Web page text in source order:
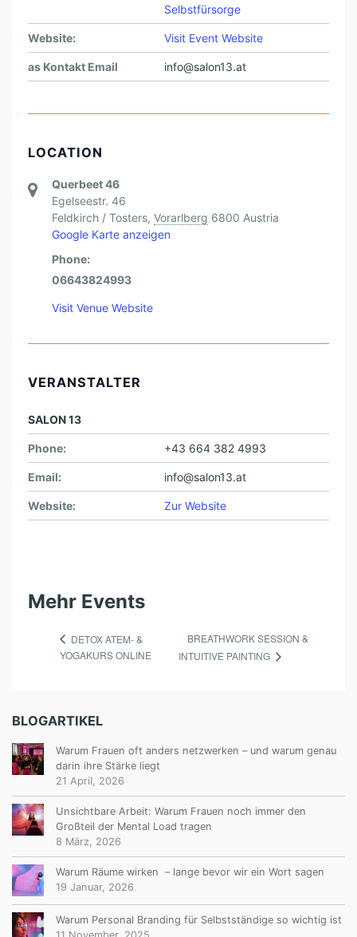
Selbstfürsorge
Website: Visit Event Website
as Kontakt Email info@salon13.at
LOCATION
Querbeet 46
Egelseestr. 46
Feldkirch / Tosters, Vorarlberg 6800 Austria
Google Karte anzeigen
Phone:
06643824993
Visit Venue Website
VERANSTALTER
SALON 13
Phone: +43 664 382 4993
Email: info@salon13.at
Website: Zur Website
Mehr Events
DETOX ATEM- &
YOGAKURS ONLINE
BREATHWORK SESSION &
INTUITIVE PAINTING
BLOGARTIKEL
Warum Frauen oft anders netzwerken – und warum genau
darin ihre Stärke liegt
21 April, 2026
Unsichtbare Arbeit: Warum Frauen noch immer den
Großteil der Mental Load tragen
8 März, 2026
Warum Räume wirken – lange bevor wir ein Wort sagen
19 Januar, 2026
Warum Personal Branding für Selbstständige so wichtig ist